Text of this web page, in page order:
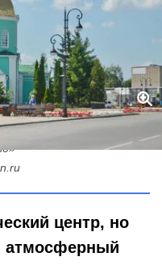
«апельсиновой
центр, но
атмосферный